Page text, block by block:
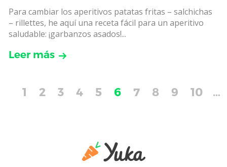
Para cambiar los aperitivos patatas fritas – salchichas
– rillettes, he aquí una receta fácil para un aperitivo
saludable: ¡garbanzos asados!...
Leer más
1 2 3 4 5 6 7 8 9 10 …